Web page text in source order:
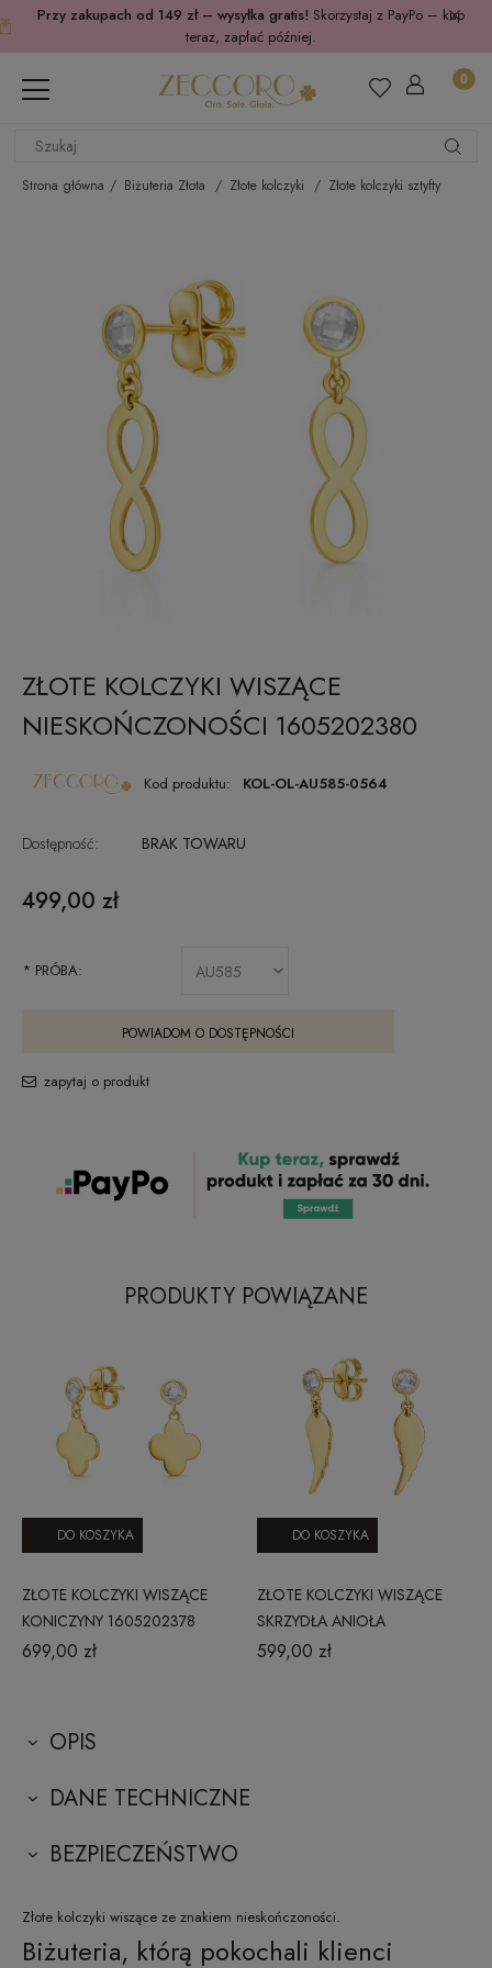
Przy zakupach od 149 zł – wysyłka gratis! Skorzystaj z PayPo – kup
teraz, zapłać później.
Strona główna Biżuteria Złota Złote kolczyki Złote kolczyki sztyfty
ZŁOTE KOLCZYKI WISZĄCE
NIESKOŃCZONOŚCI 1605202380
Kod produktu: KOL-OL-AU585-0564
Dostępność: BRAK TOWARU
499,00 zł
* PRÓBA:
POWIADOM O DOSTĘPNOŚCI
zapytaj o produkt
PRODUKTY POWIĄZANE
ZŁOTE KOLCZYKI WISZĄCE
KONICZYNY 1605202378
699,00 zł
DO KOSZYKA
ZŁOTE KOLCZYKI WISZĄCE
SKRZYDŁA ANIOŁA
1605202379
599,00 zł
DO KOSZYKA
OPIS
DANE TECHNICZNE
BEZPIECZEŃSTWO
Złote kolczyki wiszące ze znakiem nieskończoności.
Biżuteria, którą pokochali klienci